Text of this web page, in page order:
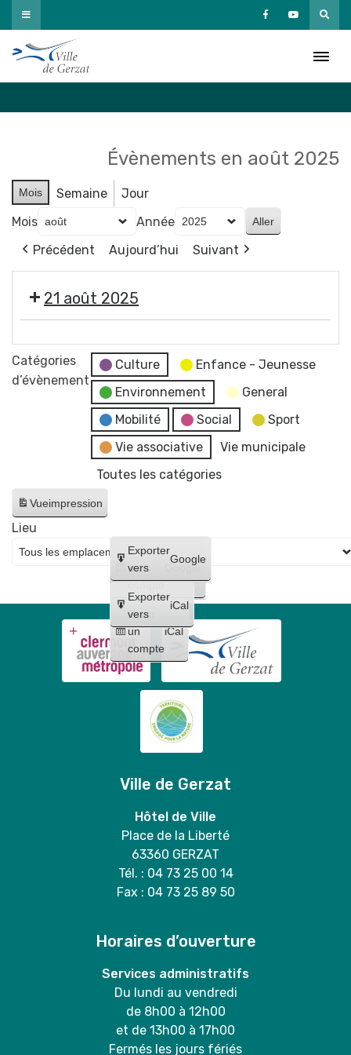
Passer
au
contenu
Évènements en août 2025
Mois Semaine
Jour
Mois
Année
Précédent
Aujourd’hui Suivant
21 août 2025
Concert
par
”
🎶
Catégories
d’évènement
Culture
Enfance - Jeunesse
Environnement
General
Mobilité
Social
Sport
Vie associative
Vie municipale
Toutes les catégories
Vueimpression
Créer
un
compte
Google
Créer
un
compte
iCal
Exporter
vers
Google
Exporter
vers
iCal
Lieu
Ville de Gerzat
Hôtel de Ville
Place de la Liberté
63360 GERZAT
Tél. : 04 73 25 00 14
Fax : 04 73 25 89 50
Horaires d’ouverture
Services administratifs
Du lundi au vendredi
de 8h00 à 12h00
et de 13h00 à 17h00
Fermés les jours fériés